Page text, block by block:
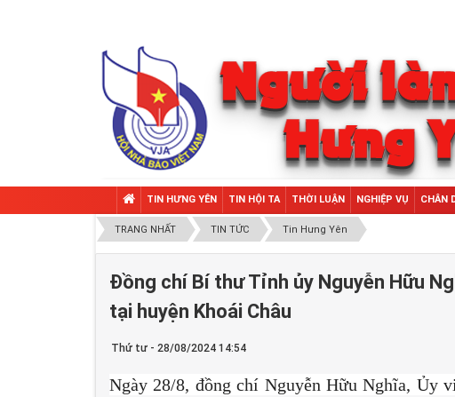
TIN HƯNG YÊN TIN HỘI TA THỜI LUẬN NGHIỆP VỤ CHÂN
TRANG NHẤT TIN TỨC Tin Hưng Yên
Đồng chí Bí thư Tỉnh ủy Nguyễn Hữu
tại huyện Khoái Châu
Thứ tư - 28/08/2024 14:54
Ngày 28/8, đồng chí Nguyễn Hữu Nghĩa, Ủy